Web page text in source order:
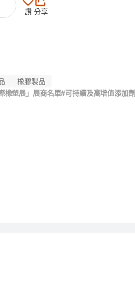
讚 分享
橡膠製品
橡塑展」展商名單#可持續及高增值添加劑